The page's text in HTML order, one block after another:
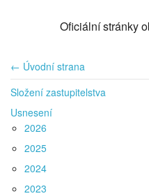
Oficiální stránky
← Úvodní strana
Složení zastupitelstva
Usnesení
2026
2025
2024
2023